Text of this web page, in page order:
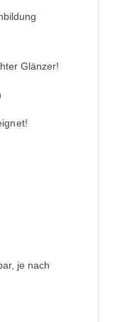
Glänzer!
je nach